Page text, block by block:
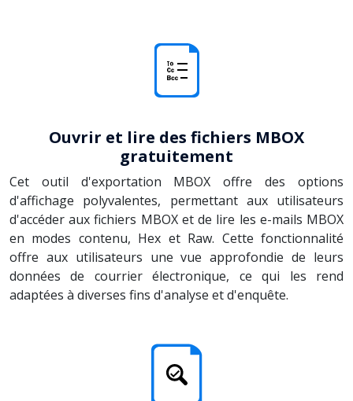
Ouvrir et lire des fichiers MBOX
gratuitement
Cet outil d'exportation MBOX offre des options
d'affichage polyvalentes, permettant aux utilisateurs
d'accéder aux fichiers MBOX et de lire les e-mails MBOX
en modes contenu, Hex et Raw. Cette fonctionnalité
offre aux utilisateurs une vue approfondie de leurs
données de courrier électronique, ce qui les rend
adaptées à diverses fins d'analyse et d'enquête.